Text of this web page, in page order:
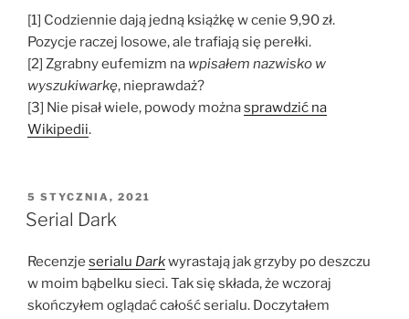
[1] Codziennie dają jedną książkę w cenie 9,90 zł.
Pozycje raczej losowe, ale trafiają się perełki.
[2] Zgrabny eufemizm na wpisałem nazwisko w
wyszukiwarkę, nieprawdaż?
[3] Nie pisał wiele, powody możnasprawdzić na
Wikipedii.
OPUBLIKOWANE
W
5 STYCZNIA, 2021
Serial Dark
Recenzje serialu Darkwyrastają jak grzyby po deszczu
w moim bąbelku sieci. Tak się składa, że wczoraj
skończyłem oglądać całość serialu. Doczytałem